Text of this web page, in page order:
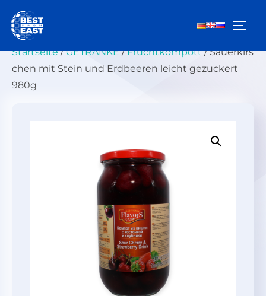
Inhalt
springen
Startseite/GETRÄNKE/Fruchtkompott/ Sauerkirs
chen mit Stein und Erdbeeren leicht gezuckert
980g